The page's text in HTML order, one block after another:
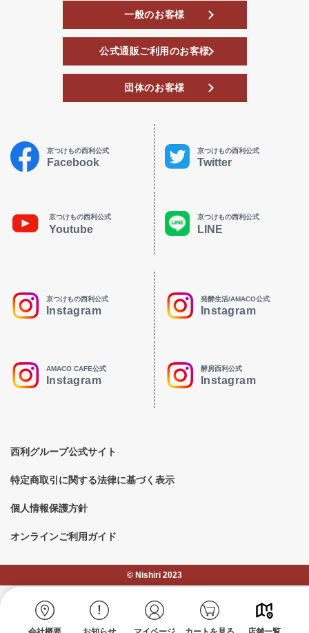
一般のお客様
公式通販ご利用のお客様
団体のお客様
京つけもの西利公式
Facebook
京つけもの西利公式
Twitter
京つけもの西利公式
Youtube
京つけもの西利公式
LINE
京つけもの西利公式
Instagram
発酵生活/AMACO公式
Instagram
AMACO CAFE公式
Instagram
酵房西利公式
Instagram
西利グループ公式サイト
特定商取引に関する法律に基づく表示
個人情報保護方針
オンラインご利用ガイド
©︎ Nishiri 2023